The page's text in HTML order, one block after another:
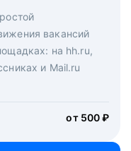
вакансий
на hh.ru,
и Mail.ru
от 500 ₽
главной странице
сколько
дело возьмутся
менеджеры